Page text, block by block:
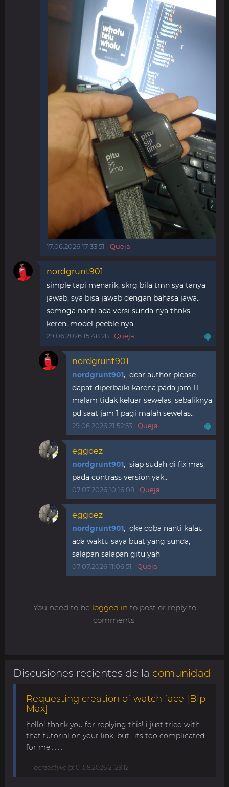
17.06.2026 17:33:51 Queja
nordgrunt901
simple tapi menarik, skrg bila tmn sya tanya
jawab, sya bisa jawab dengan bahasa jawa..
semoga nanti ada versi sunda nya thnks
keren, model peeble nya
29.06.2026 15:48:28 Queja
nordgrunt901
nordgrunt901, dear author please
dapat diperbaiki karena pada jam 11
malam tidak keluar sewelas, sebaliknya
pd saat jam 1 pagi malah sewelas..
29.06.2026 21:52:53 Queja
eggoez
nordgrunt901, siap sudah di fix mas,
pada contrass version yak..
07.07.2026 10:16:08 Queja
eggoez
nordgrunt901, oke coba nanti kalau
ada waktu saya buat yang sunda,
salapan salapan gitu yah
07.07.2026 11:06:51 Queja
You need to be logged in to post or reply to
comments.
Discusiones recientes de la comunidad
Requesting creation of watch face [Bip
Max]
hello! thank you for replying this! i just tried with
that tutorial on your link. but.. its too complicated
for me........
berzectyve @ 01.08.2026 21:29:12